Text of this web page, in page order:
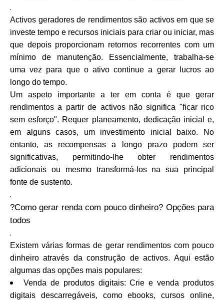
Blog
Contacte-nos
Ajuda
Minha Conta
ask@scrambleup.com
+372 712 2955
.
Activos geradores de rendimentos são activos em que se
investe tempo e recursos iniciais para criar ou iniciar, mas
que depois proporcionam retornos recorrentes com um
mínimo de manutenção. Essencialmente, trabalha-se
uma vez para que o ativo continue a gerar lucros ao
longo do tempo.
Um aspeto importante a ter em conta é que gerar
rendimentos a partir de activos não significa "ficar rico
sem esforço". Requer planeamento, dedicação inicial e,
em alguns casos, um investimento inicial baixo. No
entanto, as recompensas a longo prazo podem ser
significativas, permitindo-lhe obter rendimentos
adicionais ou mesmo transformá-los na sua principal
fonte de sustento.
.
?Como gerar renda com pouco dinheiro? Opções para
todos
.
Existem várias formas de gerar rendimentos com pouco
dinheiro através da construção de activos. Aqui estão
algumas das opções mais populares:
Venda de produtos digitais: Crie e venda produtos
digitais descarregáveis, como ebooks, cursos online,